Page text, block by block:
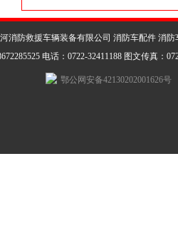
消防救援车辆装备有限公司 消防车配件 消
电话：0722-32411188 图文传真：
鄂公网安备42130202001626号